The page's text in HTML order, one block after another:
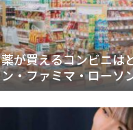
薬が買えるコンビニは
ン・ファミマ・ローソ
える市販薬の種類と販
【2025年最新】